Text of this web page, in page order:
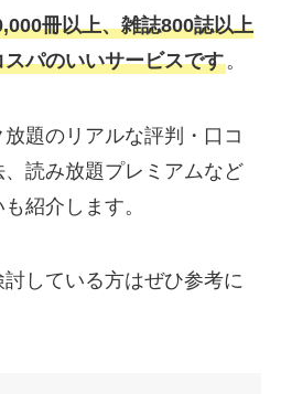
冊以上、雑誌800誌以上
パのいいサービスです。
題のリアルな評判・口コ
読み放題プレミアムなど
紹介します。
している方はぜひ参考に